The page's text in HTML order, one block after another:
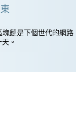
鏈是下個世代的網路
。